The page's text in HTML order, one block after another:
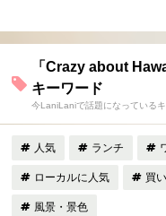
「Crazy about
キーワード
今LaniLaniで話題になっている
人気 ランチ
ローカルに人気 買
風景・景色